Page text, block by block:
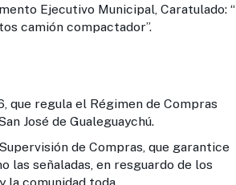
Ejecutivo Municipal, Caratulado: “
camión compactador”.
el Régimen de Compras
José de Gualeguaychú.
de Compras, que garantice
las señaladas, en resguardo de los